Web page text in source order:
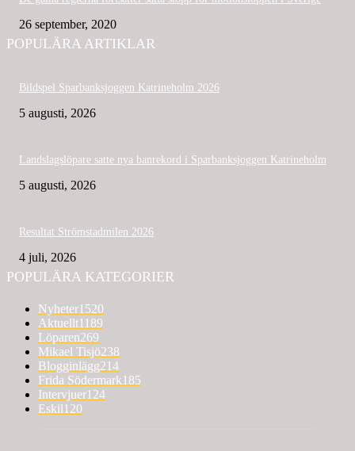
26 september, 2020
POPULÄRA ARTIKLAR
Bildspel Sparbanksjoggen Katrineholm 2026
5 augusti, 2026
Landslagslöpare satte nya banrekord i Sparbanksjoggen Katrineholm
5 augusti, 2026
Resultat Strömstadmilen 2026
4 juli, 2026
POPULÄRA KATEGORIER
Nyheter1520
Aktuellt1189
Löparen269
Mikael Tisjö238
Blogginlägg214
Frida Södermark185
Intervjuer124
Eskil120